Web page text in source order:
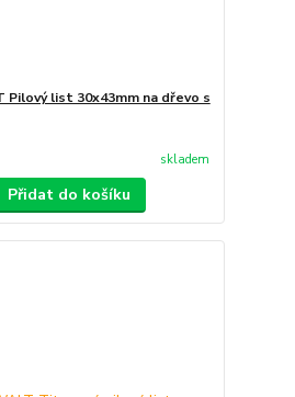
Pilový list 30x43mm na dřevo s
skladem
Přidat do košíku